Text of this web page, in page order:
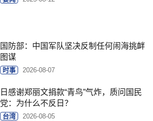
国防部：中国军队坚决反制任何闹海挑衅
图谋
时事 2026-08-07
日感谢郑丽文捐款“青鸟”气炸，质问国民
党：为什么不反日？
台湾 2026-08-05